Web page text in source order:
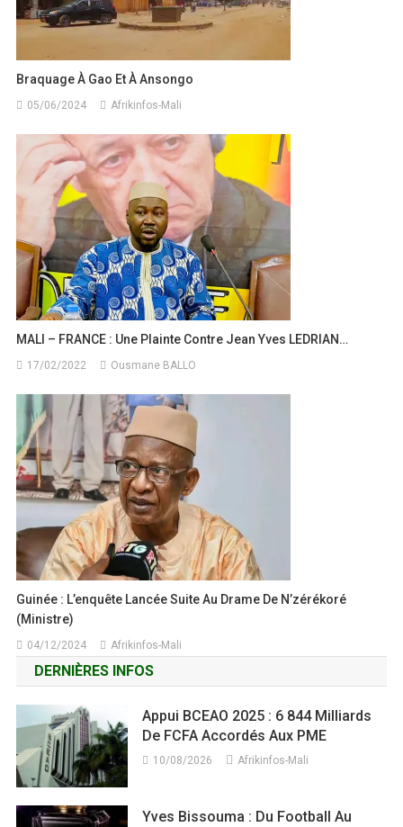
Braquage À Gao Et À Ansongo
05/06/2024 Afrikinfos-Mali
MALI – FRANCE : Une Plainte Contre Jean Yves LEDRIAN…
17/02/2022 Ousmane BALLO
Guinée : L’enquête Lancée Suite Au Drame De N’zérékoré
(ministre)
04/12/2024 Afrikinfos-Mali
DERNIÈRES INFOS
Appui BCEAO 2025 : 6 844 Milliards
De FCFA Accordés Aux PME
10/08/2026 Afrikinfos-Mali
Yves Bissouma : Du Football Au